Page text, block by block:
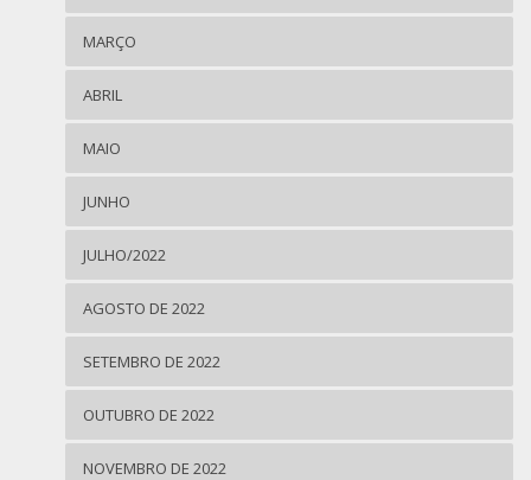
MARÇO
ABRIL
MAIO
JUNHO
JULHO/2022
AGOSTO DE 2022
SETEMBRO DE 2022
OUTUBRO DE 2022
NOVEMBRO DE 2022